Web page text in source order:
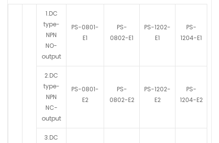
1.DC
type-
NPN
NO-
output
PS-0801-
E1
PS-
0802-E1
PS-1202-
E1
PS-
1204-E1
2.DC
type-
NPN
NC-
output
PS-0801-
E2
PS-
0802-E2
PS-1202-
E2
PS-
1204-E2
3.DC